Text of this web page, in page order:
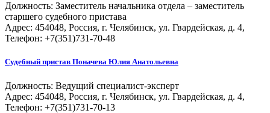
Должность: Заместитель начальника отдела – заместитель
старшего судебного пристава
Адрес: 454048, Россия, г. Челябинск, ул. Гвардейская, д. 4,
Телефон: +7(351)731-70-48
Судебный пристав Поначева Юлия Анатольевна
Должность: Ведущий специалист-эксперт
Адрес: 454048, Россия, г. Челябинск, ул. Гвардейская, д. 4,
Телефон: +7(351)731-70-13